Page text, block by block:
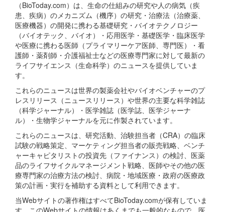
（BioToday.com）は、生命の仕組みの研究や人の病気（疾
患、疾病）のメカニズム（機序）の研究・治療法（治療薬、
医療機器）の開発に携わる基礎研究・バイオテクノロジー
（バイオテック、バイオ）・応用医学・基礎医学・臨床医学
や医療に携わる医師（プライマリーケア医師、専門医）・看
護師・薬剤師・介護福祉士などの医療専門家に対して最新の
ライフサイエンス（生命科学）のニュースを提供していま
す。
これらのニュースは世界の製薬会社やバイオベンチャーのプ
レスリリース（ニュースリリース）や世界の主要な科学雑誌
（科学ジャーナル）・医学雑誌（医学誌、医学ジャーナ
ル）・生物学ジャーナルを元に作製されています。
これらのニュースは、研究活動、治験担当者（CRA）の臨床
試験の戦略策定、マーケティング担当者の販売戦略、ベンチ
ャーキャピタリストの投資先（ファイナンス）の検討、医薬
品のライフサイクルマネージメント戦略、医師やその他の医
療専門家の治療方法の検討、病院・地域医療・政府の医療政
策の計画・実行を補助する資料として利用できます。
当Webサイトの著作権はすべてBioToday.comが保有していま